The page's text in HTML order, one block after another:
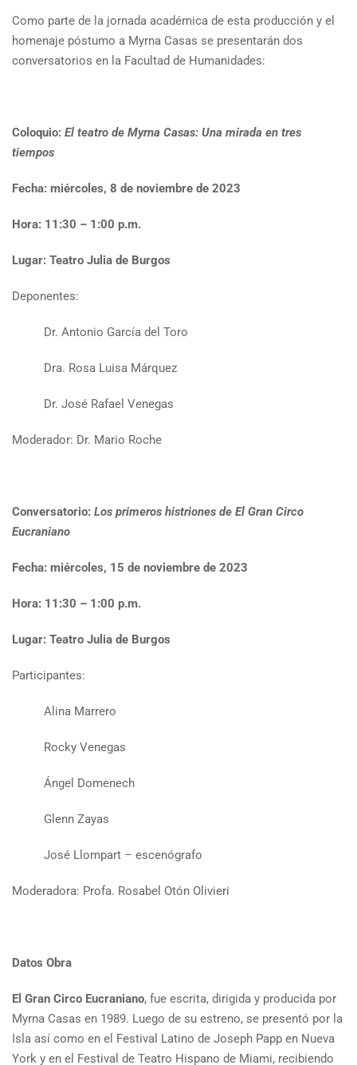
Como parte de la jornada académica de esta producción y el
homenaje póstumo a Myrna Casas se presentarán dos
conversatorios en la Facultad de Humanidades:
Coloquio: El teatro de Myrna Casas: Una mirada en tres
tiempos
Fecha: miércoles, 8 de noviembre de 2023
Hora: 11:30 – 1:00 p.m.
Lugar: Teatro Julia de Burgos
Deponentes:
Dr. Antonio García del Toro
Dra. Rosa Luisa Márquez
Dr. José Rafael Venegas
Moderador: Dr. Mario Roche
Conversatorio: Los primeros histriones de El Gran Circo
Eucraniano
Fecha: miércoles, 15 de noviembre de 2023
Hora: 11:30 – 1:00 p.m.
Lugar: Teatro Julia de Burgos
Participantes:
Alina Marrero
Rocky Venegas
Ángel Domenech
Glenn Zayas
José Llompart – escenógrafo
Moderadora: Profa. Rosabel Otón Olivieri
Datos Obra
El Gran Circo Eucraniano, fue escrita, dirigida y producida por
Myrna Casas en 1989. Luego de su estreno, se presentó por la
Isla así como en el Festival Latino de Joseph Papp en Nueva
York y en el Festival de Teatro Hispano de Miami, recibiendo